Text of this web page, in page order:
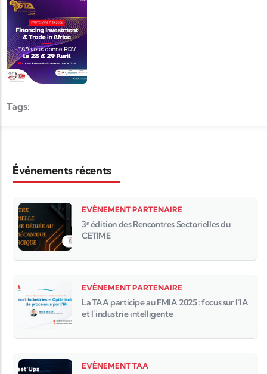
Tags:
Événements récents
EVÈNEMENT PARTENAIRE
3ᵉ édition des Rencontres Sectorielles du
CETIME
EVÈNEMENT PARTENAIRE
La TAA participe au FMIA 2025 : focus sur l’IA
et l’industrie intelligente
EVÈNEMENT TAA